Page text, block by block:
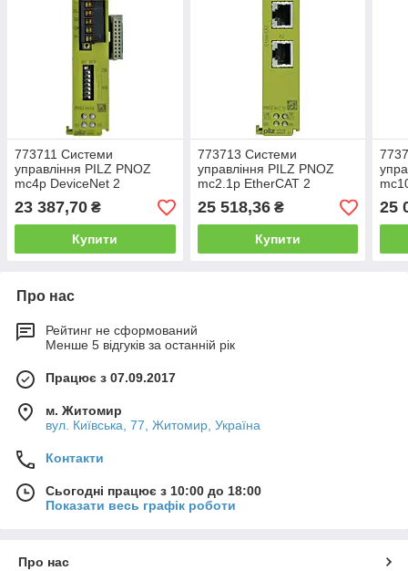
773711 Системи
управління PILZ PNOZ
mc4p DeviceNet 2
23 387,70 ₴
Купити
773713 Системи
управління PILZ PNOZ
mc2.1p EtherCAT 2
25 518,36₴
Купити
25
Про нас
Рейтинг не сформований
Менше 5 відгуків за останній рік
Працює з 07.09.2017
м. Житомир
вул. Київська, 77, Житомир, Україна
Контакти
Сьогодні працює з 10:00 до 18:00
Показати весь графік роботи
Про нас